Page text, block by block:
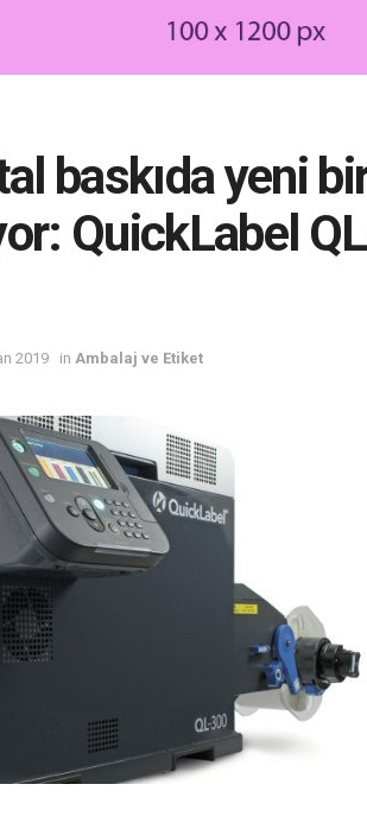
baskıda yeni
QuickLabel
2019 in Ambalaj ve Etiket